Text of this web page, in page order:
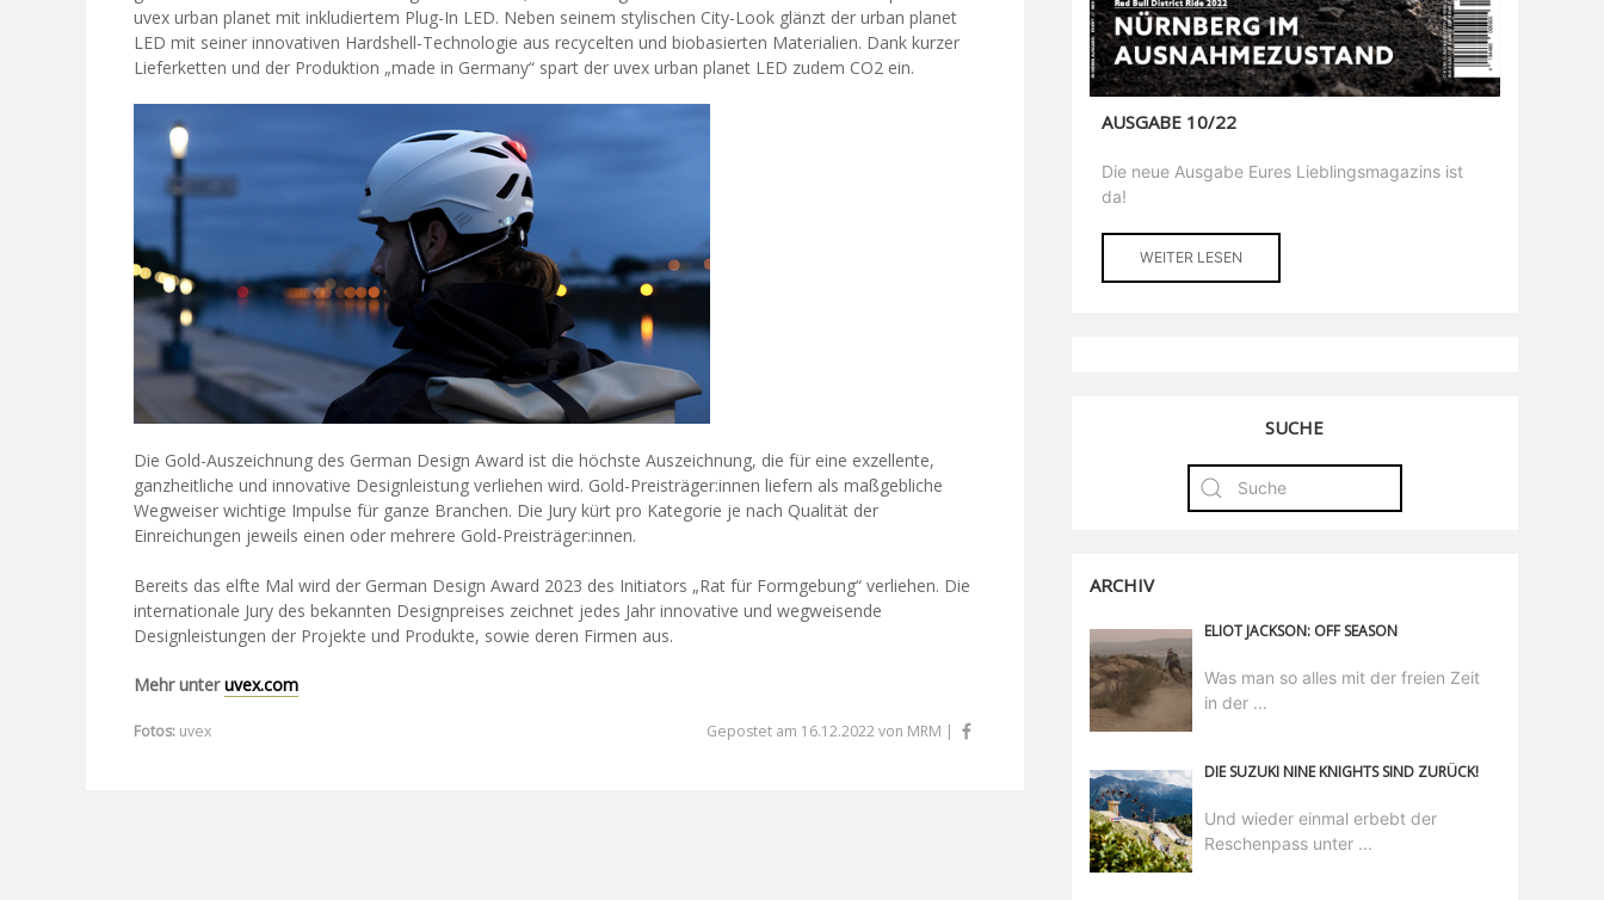
uvex urban planet mit inkludiertem Plug-In LED. Neben seinem stylischen City-Look glänzt der urban planet
LED mit seiner innovativen Hardshell-Technologie aus recycelten und biobasierten Materialien. Dank kurzer
Lieferketten und der Produktion „made in Germany“ spart der uvex urban planet LED zudem CO2 ein.
Die Gold-Auszeichnung des German Design Award ist die höchste Auszeichnung, die für eine exzellente,
ganzheitliche und innovative Designleistung verliehen wird. Gold-Preisträger:innen liefern als maßgebliche
Wegweiser wichtige Impulse für ganze Branchen. Die Jury kürt pro Kategorie je nach Qualität der
Einreichungen jeweils einen oder mehrere Gold-Preisträger:innen.
Bereits das elfte Mal wird der German Design Award 2023 des Initiators „Rat für Formgebung“ verliehen. Die
internationale Jury des bekannten Designpreises zeichnet jedes Jahr innovative und wegweisende
Designleistungen der Projekte und Produkte, sowie deren Firmen aus.
Mehr unteruvex.com
Fotos: uvex Gepostet am 16.12.2022 von MRM |
AUSGABE 10/22
Die neue Ausgabe Eures Lieblingsmagazins ist
da!
WEITER LESEN
SUCHE
ARCHIV
ELIOT JACKSON: OFF SEASON
Was man so alles mit der freien Zeit
in der ...
DIE SUZUKI NINE KNIGHTS SIND ZURÜCK!
Und wieder einmal erbebt der
Reschenpass unter ...